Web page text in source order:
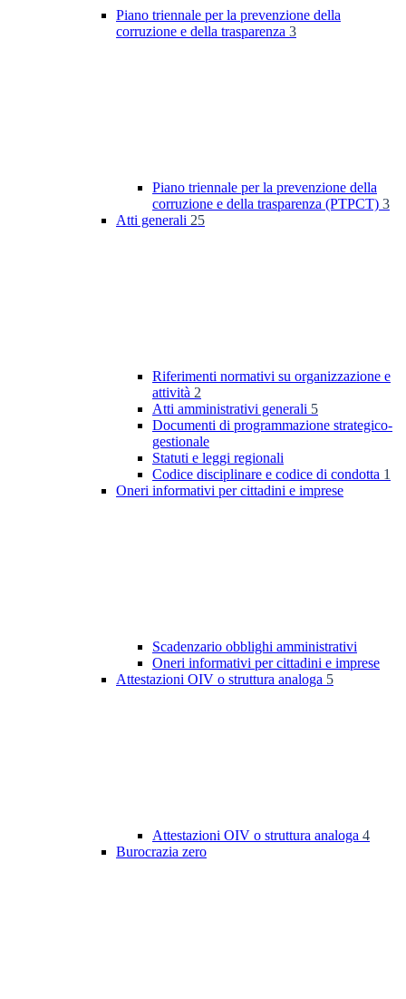
Piano triennale per la prevenzione della
corruzione e della trasparenza 3
Piano triennale per la prevenzione della
corruzione e della trasparenza (PTPCT) 3
Atti generali 25
Riferimenti normativi su organizzazione e
attività 2
Atti amministrativi generali 5
Documenti di programmazione strategico-
gestionale
Statuti e leggi regionali
Codice disciplinare e codice di condotta 1
Oneri informativi per cittadini e imprese
Scadenzario obblighi amministrativi
Oneri informativi per cittadini e imprese
Attestazioni OIV o struttura analoga 5
Attestazioni OIV o struttura analoga 4
Burocrazia zero